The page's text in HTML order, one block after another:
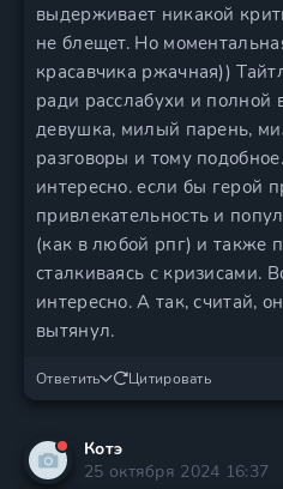
выдерживает никакой
не блещет. Но
красавчика ржачная))
ради расслабухи и
девушка, милый парень,
разговоры и тому
интересно. если бы герой
привлекательность и
(как в любой рпг) и также
сталкиваясь с кризисами.
интересно. А так, считай,
вытянул.
Ответить Цитировать
Котэ
25 октября 2024 16:37